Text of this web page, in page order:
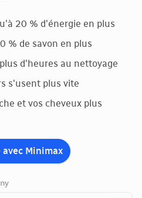
20 % d'énergie en plus
% de savon en plus
d'heures au nettoyage
s'usent plus vite
et vos cheveux plus
avec Minimax